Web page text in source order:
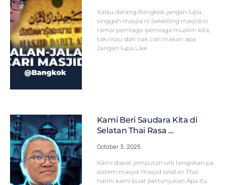
Kalau datang Bangkok jangan lupa
singgah masjid ni Sekeliling masjid ni
ramai perniaga-perniaga muslim kita,
tak risau dah nak cari makan apa
Jangan lupa Like
Kami Beri Saudara Kita di
Selatan Thai Rasa …
October 3, 2025
Kami dapat jemputan utk tengokan pa
sistem masjid-masjid selatan Thai
harini kami buat pertunjukan Apa itu